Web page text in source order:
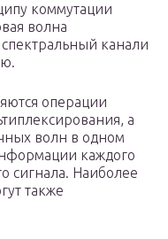
коммутации
волна
канали
операции
а
волн в одном
каждого
сигнала. Наиболее
также